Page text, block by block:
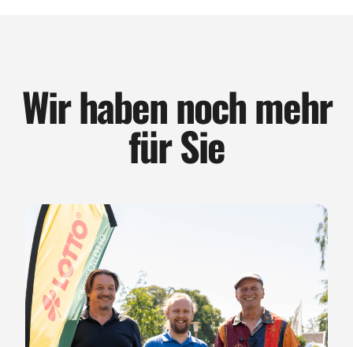
Wir haben noch mehr
für Sie